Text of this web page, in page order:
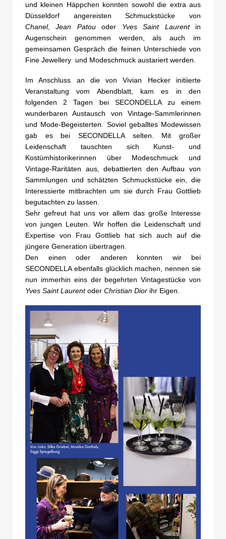
und kleinen Häppchen konnten sowohl die extra aus
Düsseldorf angereisten Schmuckstücke von
Chanel,Jean Patouoder Yves Saint Laurentin
Augenschein genommen werden, als auch im
gemeinsamen Gespräch die feinen Unterschiede von
Fine Jewellery und Modeschmuck austariert werden.
Im Anschluss an die von Vivian Hecker initiierte
Veranstaltung vom Abendblatt, kam es in den
folgenden 2 Tagen bei SECONDELLA zu einem
wunderbaren Austausch von Vintage-Sammlerinnen
und Mode-Begeisterten. Soviel geballtes Modewissen
gab es bei SECONDELLA selten. Mit großer
Leidenschaft tauschten sich Kunst- und
Kostümhistorikerinnen über Modeschmuck und
Vintage-Raritäten aus, debattierten den Aufbau von
Sammlungen und schätzten Schmuckstücke ein, die
Interessierte mitbrachten um sie durch Frau Gottlieb
begutachten zu lassen.
Sehr gefreut hat uns vor allem das große Interesse
von jungen Leuten. Wir hoffen die Leidenschaft und
Expertise von Frau Gottlieb hat sich auch auf die
jüngere Generation übertragen.
Den einen oder anderen konnten wir bei
SECONDELLA ebenfalls glücklich machen, nennen sie
nun immerhin eins der begehrten Vintagestücke von
Yves Saint Laurentoder Christian Dior ihr Eigen.